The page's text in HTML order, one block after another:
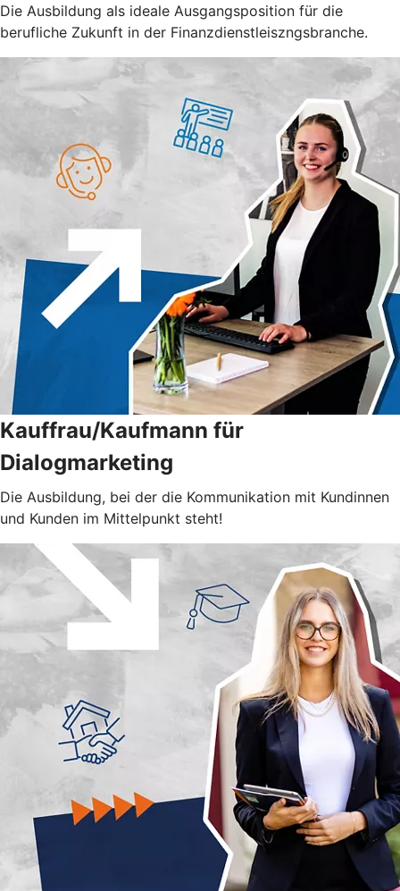
Die Ausbildung als ideale Ausgangsposition für die
berufliche Zukunft in der Finanzdienstleiszngsbranche.
Kauffrau/Kaufmann für
Dialogmarketing
Die Ausbildung, bei der die Kommunikation mit Kundinnen
und Kunden im Mittelpunkt steht!